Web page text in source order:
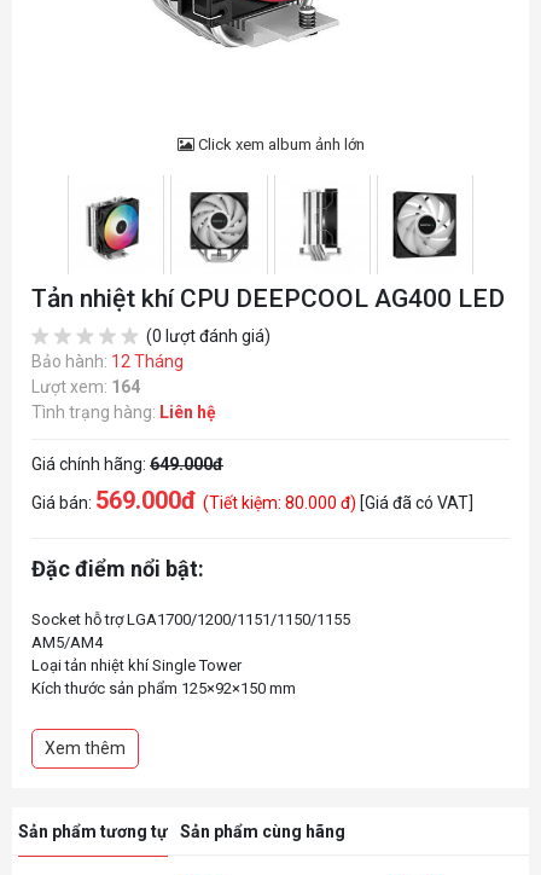
Click xem album ảnh lớn
Tản nhiệt khí CPU DEEPCOOL AG400 LED
(0 lượt đánh giá)
Bảo hành: 12 Tháng
Lượt xem: 164
Tình trạng hàng: Liên hệ
Giá chính hãng: 649.000đ
Giá bán: 569.000đ (Tiết kiệm: 80.000 đ) [Giá đã có VAT]
Đặc điểm nổi bật:
Socket hỗ trợ LGA1700/1200/1151/1150/1155
AM5/AM4
Loại tản nhiệt khí Single Tower
Kích thước sản phẩm 125×92×150 mm
Ống dẫn nhiệt Ø6 mm × 4 pcs
Kích thước quạt 120×120×25 mm
Loại đèn LED 6-Color LED
Xem thêm
Sản phẩm tương tự Sản phẩm cùng hãng